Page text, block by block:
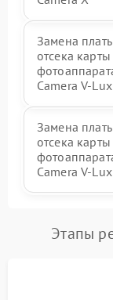
Замена
отсека
Camera V-
Замена
отсека
Camera V-
Этапы